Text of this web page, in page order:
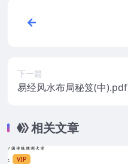
下一篇
易经风水布局秘笈(中).pdf
相关文章
VIP